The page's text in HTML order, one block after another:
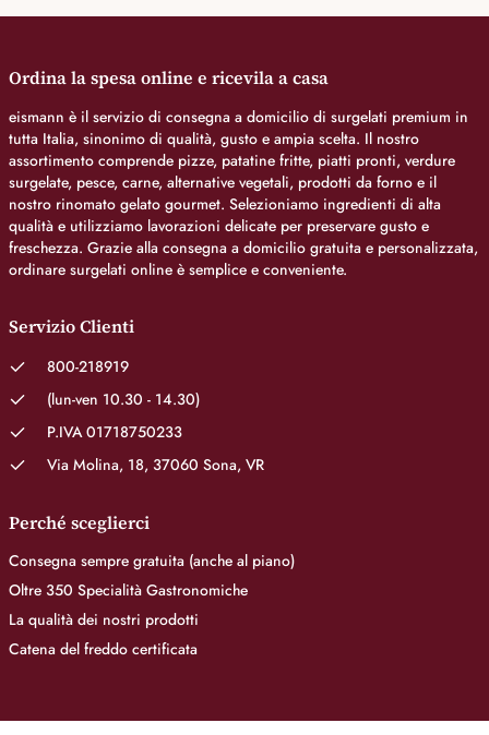
Ordina la spesa online e ricevila a casa
eismann è il servizio di consegna a domicilio di surgelati premium in
tutta Italia, sinonimo di qualità, gusto e ampia scelta. Il nostro
assortimento comprende pizze, patatine fritte, piatti pronti, verdure
surgelate, pesce, carne, alternative vegetali, prodotti da forno e il
nostro rinomato gelato gourmet. Selezioniamo ingredienti di alta
qualità e utilizziamo lavorazioni delicate per preservare gusto e
freschezza. Grazie alla consegna a domicilio gratuita e personalizzata,
ordinare surgelati online è semplice e conveniente.
Servizio Clienti
800-218919
(lun-ven 10.30 - 14.30)
P.IVA 01718750233
Via Molina, 18, 37060 Sona, VR
Perché sceglierci
Consegna sempre gratuita (anche al piano)
Oltre 350 Specialità Gastronomiche
La qualità dei nostri prodotti
Catena del freddo certificata